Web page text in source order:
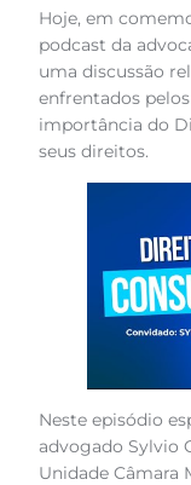
Hoje, em
podcast da
uma discussão
enfrentados
importância do
seus direitos.
Neste episódio
advogado Sylvio
Unidade Câmara